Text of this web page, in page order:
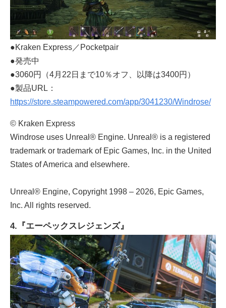
●Kraken Express／Pocketpair
●発売中
●3060円（4月22日まで10％オフ、以降は3400円）
●製品URL：
https://store.steampowered.com/app/3041230/Windrose/
© Kraken Express
Windrose uses Unreal® Engine. Unreal® is a registered
trademark or trademark of Epic Games, Inc. in the United
States of America and elsewhere.
Unreal® Engine, Copyright 1998 – 2026, Epic Games,
Inc. All rights reserved.
4.『エーペックスレジェンズ』